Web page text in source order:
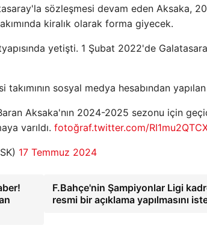
sözleşmesi devam eden Aksaka,
kiralık olarak forma giyecek.
yetişti. 1 Şubat 2022'de
sosyal medya hesabından
Aksaka'nın 2024-2025 sezonu için
varıldı. fotoğraf.twitter.com/
17 Temmuz 2024
F.Bahçe'nin Şampiyonlar Ligi
resmi bir açıklama yapılmasını